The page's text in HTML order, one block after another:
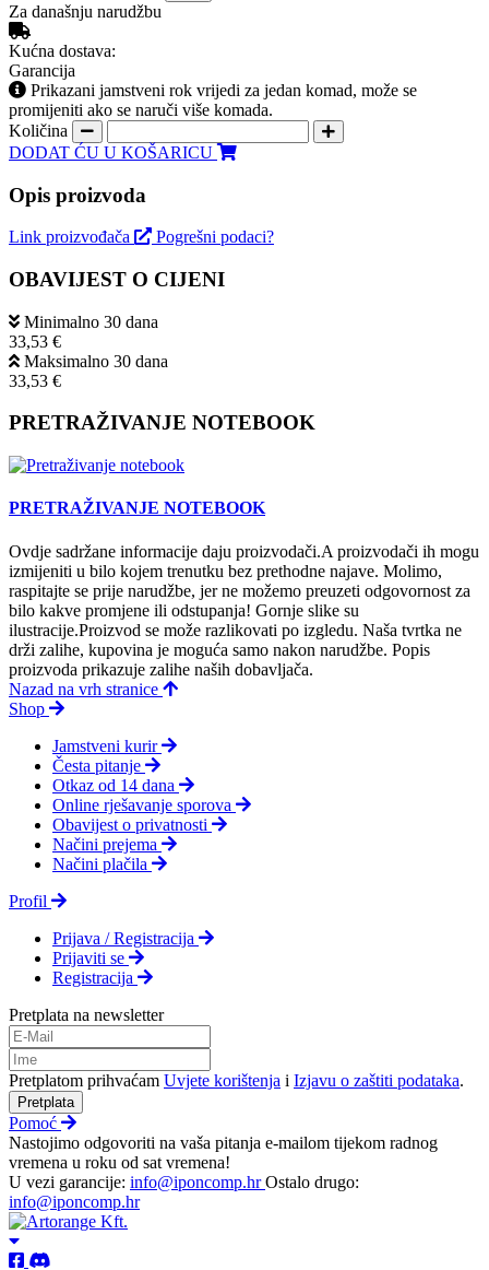
Za današnju narudžbu
Kućna dostava:
Garancija
Prikazani jamstveni rok vrijedi za jedan komad, može se
promijeniti ako se naruči više komada.
Količina
DODAT ĆU U KOŠARICU
Opis proizvoda
Link proizvođača Pogrešni podaci?
OBAVIJEST O CIJENI
Minimalno 30 dana
33,53 €
Maksimalno 30 dana
33,53 €
PRETRAŽIVANJE NOTEBOOK
PRETRAŽIVANJE NOTEBOOK
Ovdje sadržane informacije daju proizvodači.A proizvodači ih mogu
izmijeniti u bilo kojem trenutku bez prethodne najave. Molimo,
raspitajte se prije narudžbe, jer ne možemo preuzeti odgovornost za
bilo kakve promjene ili odstupanja! Gornje slike su
ilustracije.Proizvod se može razlikovati po izgledu. Naša tvrtka ne
drži zalihe, kupovina je moguća samo nakon narudžbe. Popis
proizvoda prikazuje zalihe naših dobavljača.
Nazad na vrh stranice
Shop
Jamstveni kurir
Česta pitanje
Otkaz od 14 dana
Online rješavanje sporova
Obavijest o privatnosti
Načini prejema
Načini plačila
Profil
Prijava / Registracija
Prijaviti se
Registracija
Pretplata na newsletter
Pretplatom prihvaćam Uvjete korištenja i Izjavu o zaštiti podataka.
Pretplata
Pomoć
Nastojimo odgovoriti na vaša pitanja e-mailom tijekom radnog
vremena u roku od sat vremena!
U vezi garancije: info@iponcomp.hrOstalo drugo:
info@iponcomp.hr